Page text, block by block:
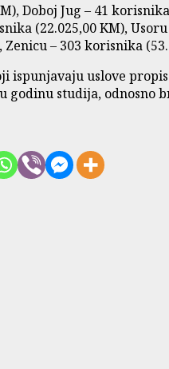
Doboj Jug – 41
(22.025,00 KM),
– 303 korisnika
uslove
studija, odnosno